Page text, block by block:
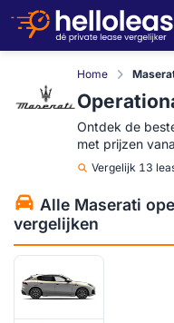
Home
Ontdek de
met prijzen
Vergelijk 13
Alle Maserati
vergelijken